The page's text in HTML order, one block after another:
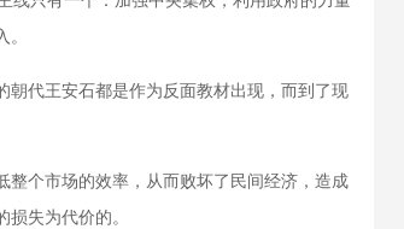
代王安石都是作为反面教材出现，而到了现
个市场的效率，从而败坏了民间经济，造成
失为代价的。